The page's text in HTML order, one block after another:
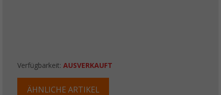
Verfügbarkeit: AUSVERKAUFT
ÄHNLICHE ARTIKEL